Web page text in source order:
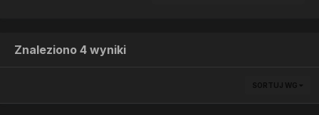
Znaleziono 4 wyniki
SORTUJ WG